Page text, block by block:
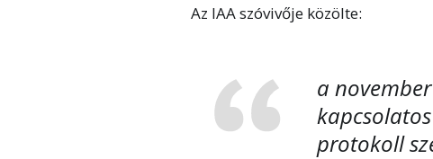
Az IAA szóvivője közölte:
a
protokoll